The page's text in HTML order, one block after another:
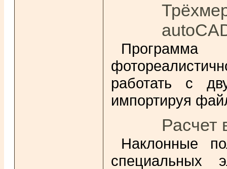
работать с
импортируя
Расчет
Наклонные
специальных